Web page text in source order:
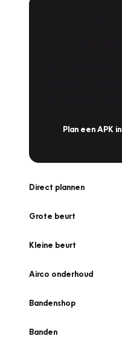
Plan een APK in
Direct plannen
Grote beurt
Kleine beurt
Airco onderhoud
Bandenshop
Banden